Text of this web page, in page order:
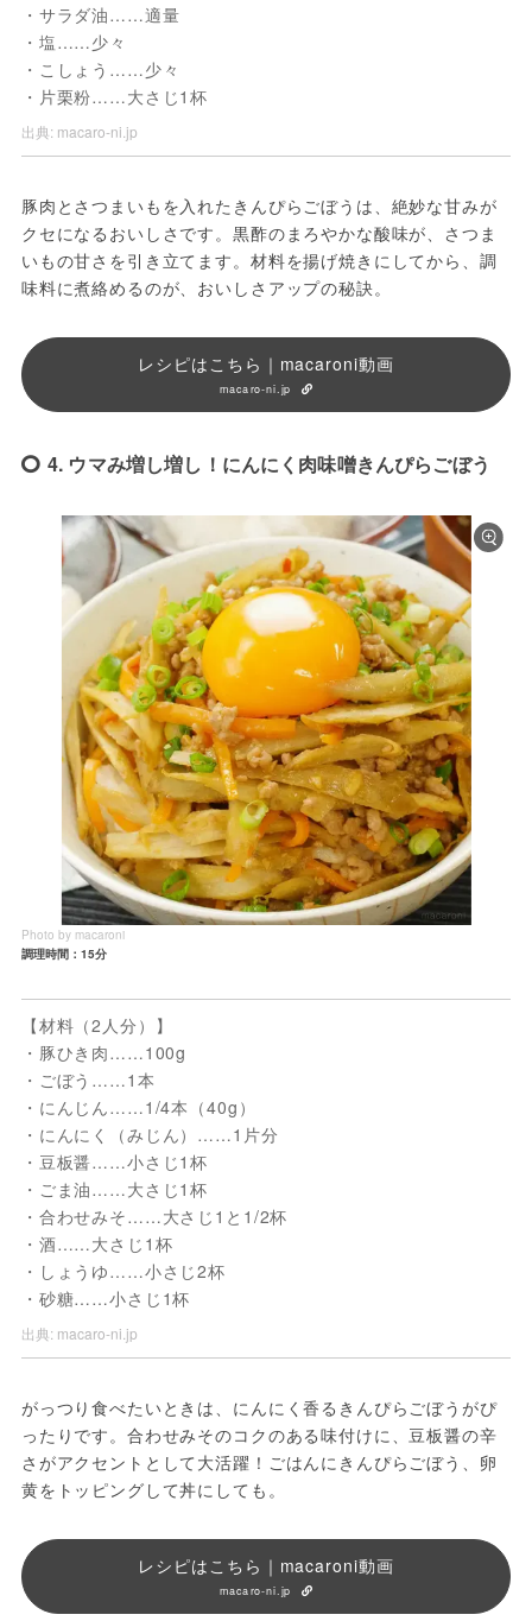
・サラダ油……適量
・塩……少々
・こしょう……少々
・片栗粉……大さじ1杯
出典: macaro-ni.jp
豚肉とさつまいもを入れたきんぴらごぼうは、絶妙な甘みが
クセになるおいしさです。黒酢のまろやかな酸味が、さつま
いもの甘さを引き立てます。材料を揚げ焼きにしてから、調
味料に煮絡めるのが、おいしさアップの秘訣。
レシピはこちら｜macaroni動画
macaro-ni.jp
4. ウマみ増し増し！にんにく肉味噌きんぴらごぼう
Photo by macaroni
調理時間：15分
【材料（2人分）】
・豚ひき肉……100g
・ごぼう……1本
・にんじん……1/4本（40g）
・にんにく（みじん）……1片分
・豆板醤……小さじ1杯
・ごま油……大さじ1杯
・合わせみそ……大さじ1と1/2杯
・酒……大さじ1杯
・しょうゆ……小さじ2杯
・砂糖……小さじ1杯
出典: macaro-ni.jp
がっつり食べたいときは、にんにく香るきんぴらごぼうがぴ
ったりです。合わせみそのコクのある味付けに、豆板醤の辛
さがアクセントとして大活躍！ごはんにきんぴらごぼう、卵
黄をトッピングして丼にしても。
レシピはこちら｜macaroni動画
macaro-ni.jp